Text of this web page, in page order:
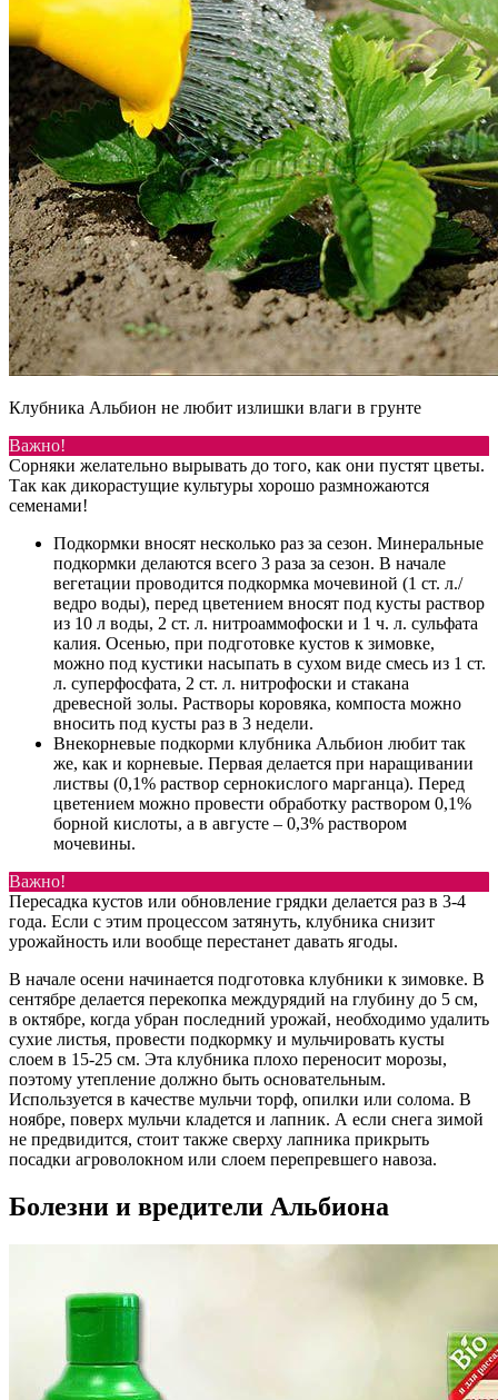
Клубника Альбион не любит излишки влаги в грунте
Важно!
Сорняки желательно вырывать до того, как они пустят цветы.
Так как дикорастущие культуры хорошо размножаются
семенами!
Подкормки вносят несколько раз за сезон. Минеральные
подкормки делаются всего 3 раза за сезон. В начале
вегетации проводится подкормка мочевиной (1 ст. л./
ведро воды), перед цветением вносят под кусты раствор
из 10 л воды, 2 ст. л. нитроаммофоски и 1 ч. л. сульфата
калия. Осенью, при подготовке кустов к зимовке,
можно под кустики насыпать в сухом виде смесь из 1 ст.
л. суперфосфата, 2 ст. л. нитрофоски и стакана
древесной золы. Растворы коровяка, компоста можно
вносить под кусты раз в 3 недели.
Внекорневые подкорми клубника Альбион любит так
же, как и корневые. Первая делается при наращивании
листвы (0,1% раствор сернокислого марганца). Перед
цветением можно провести обработку раствором 0,1%
борной кислоты, а в августе – 0,3% раствором
мочевины.
Важно!
Пересадка кустов или обновление грядки делается раз в 3-4
года. Если с этим процессом затянуть, клубника снизит
урожайность или вообще перестанет давать ягоды.
В начале осени начинается подготовка клубники к зимовке. В
сентябре делается перекопка междурядий на глубину до 5 см,
в октябре, когда убран последний урожай, необходимо удалить
сухие листья, провести подкормку и мульчировать кусты
слоем в 15-25 см. Эта клубника плохо переносит морозы,
поэтому утепление должно быть основательным.
Используется в качестве мульчи торф, опилки или солома. В
ноябре, поверх мульчи кладется и лапник. А если снега зимой
не предвидится, стоит также сверху лапника прикрыть
посадки агроволокном или слоем перепревшего навоза.
Болезни и вредители Альбиона